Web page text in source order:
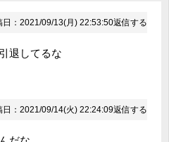
日：2021/09/13(月) 22:53:50返信する
退してるな
日：2021/09/14(火) 22:24:09返信する